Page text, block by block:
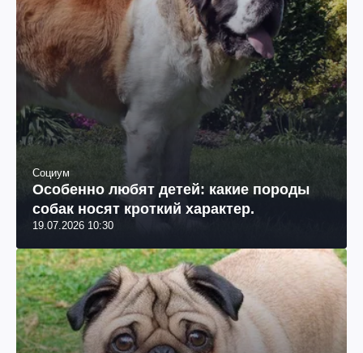
Социум
Особенно любят детей: какие породы
собак носят кроткий характер.
19.07.2026 10:30